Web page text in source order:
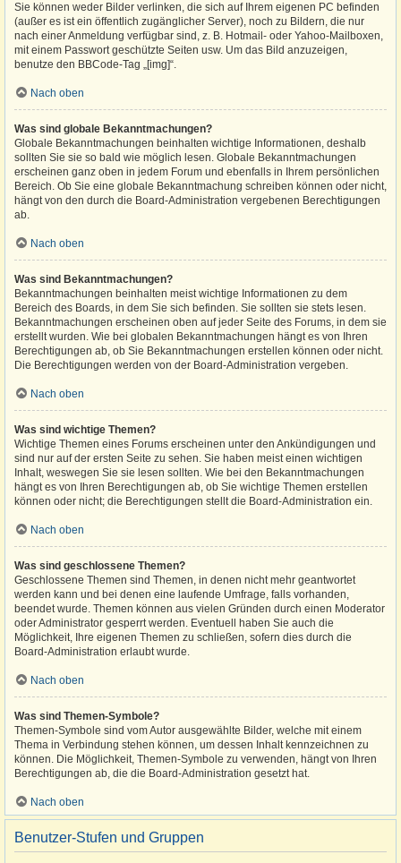
Sie können weder Bilder verlinken, die sich auf Ihrem eigenen PC befinden
(außer es ist ein öffentlich zugänglicher Server), noch zu Bildern, die nur
nach einer Anmeldung verfügbar sind, z. B. Hotmail- oder Yahoo-Mailboxen,
mit einem Passwort geschützte Seiten usw. Um das Bild anzuzeigen,
benutze den BBCode-Tag „[img]“.
Nach oben
Was sind globale Bekanntmachungen?
Globale Bekanntmachungen beinhalten wichtige Informationen, deshalb
sollten Sie sie so bald wie möglich lesen. Globale Bekanntmachungen
erscheinen ganz oben in jedem Forum und ebenfalls in Ihrem persönlichen
Bereich. Ob Sie eine globale Bekanntmachung schreiben können oder nicht,
hängt von den durch die Board-Administration vergebenen Berechtigungen
ab.
Nach oben
Was sind Bekanntmachungen?
Bekanntmachungen beinhalten meist wichtige Informationen zu dem
Bereich des Boards, in dem Sie sich befinden. Sie sollten sie stets lesen.
Bekanntmachungen erscheinen oben auf jeder Seite des Forums, in dem sie
erstellt wurden. Wie bei globalen Bekanntmachungen hängt es von Ihren
Berechtigungen ab, ob Sie Bekanntmachungen erstellen können oder nicht.
Die Berechtigungen werden von der Board-Administration vergeben.
Nach oben
Was sind wichtige Themen?
Wichtige Themen eines Forums erscheinen unter den Ankündigungen und
sind nur auf der ersten Seite zu sehen. Sie haben meist einen wichtigen
Inhalt, weswegen Sie sie lesen sollten. Wie bei den Bekanntmachungen
hängt es von Ihren Berechtigungen ab, ob Sie wichtige Themen erstellen
können oder nicht; die Berechtigungen stellt die Board-Administration ein.
Nach oben
Was sind geschlossene Themen?
Geschlossene Themen sind Themen, in denen nicht mehr geantwortet
werden kann und bei denen eine laufende Umfrage, falls vorhanden,
beendet wurde. Themen können aus vielen Gründen durch einen Moderator
oder Administrator gesperrt werden. Eventuell haben Sie auch die
Möglichkeit, Ihre eigenen Themen zu schließen, sofern dies durch die
Board-Administration erlaubt wurde.
Nach oben
Was sind Themen-Symbole?
Themen-Symbole sind vom Autor ausgewählte Bilder, welche mit einem
Thema in Verbindung stehen können, um dessen Inhalt kennzeichnen zu
können. Die Möglichkeit, Themen-Symbole zu verwenden, hängt von Ihren
Berechtigungen ab, die die Board-Administration gesetzt hat.
Nach oben
Benutzer-Stufen und Gruppen